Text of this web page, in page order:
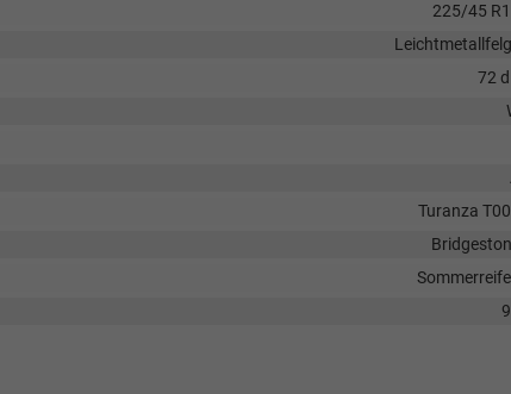
225/45
72
Turanza